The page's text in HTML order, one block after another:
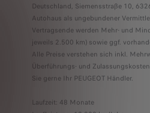
Deutschland, Siemensstraße 10,
Autohaus als ungebundener
Vertragsende werden Mehr- und
jeweils 2.500 km) sowie ggf.
Alle Preise verstehen sich inkl.
Überführungs- und
Sie gerne Ihr PEUGEOT Händler.
Laufzeit: 48 Monate